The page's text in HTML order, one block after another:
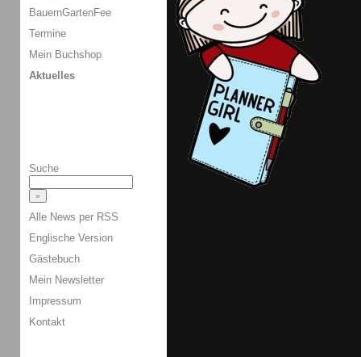
BauernGartenFee
Termine
Mein Buchshop
Aktuelles
Suche
Alle News per RSS
Englische Version
Gästebuch
Mein Newsletter
Impressum
Kontakt